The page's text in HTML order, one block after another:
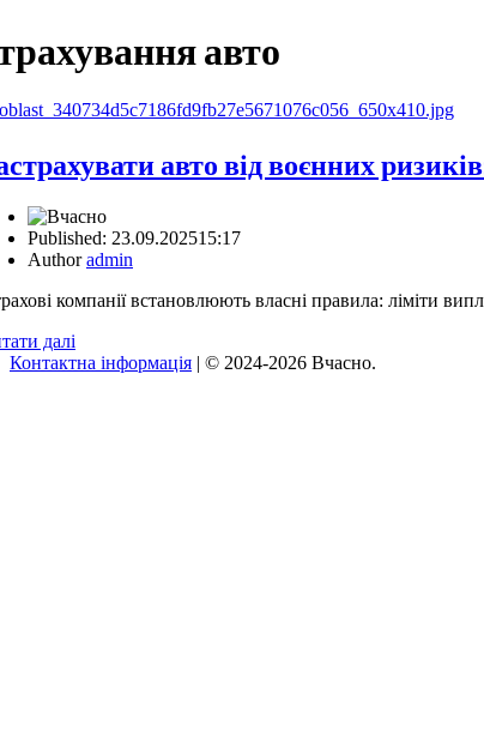
авто
авто від воєнних
Published: 23.09.202515:17
Authoradmin
компанії встановлюють власні правила: ліміти
далі
Контактна інформація | © 2024-2026 Вчасно.